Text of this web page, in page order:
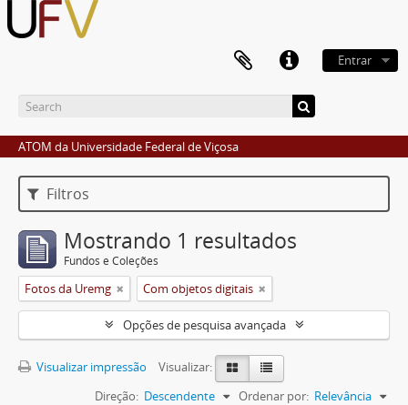
Entrar
ATOM da Universidade Federal de Viçosa
Filtros
Mostrando 1 resultados
Fundos e Coleções
Fotos da Uremg Com objetos digitais
Opções de pesquisa avançada
Visualizar impressão
Visualizar:
Ordenar por: Relevância
Direção: Descendente